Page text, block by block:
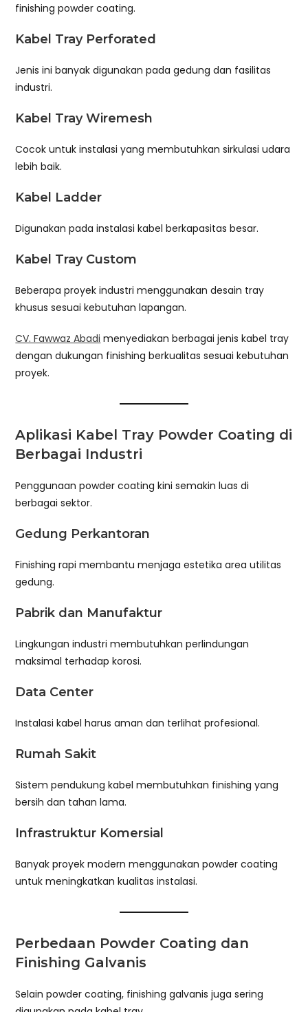
finishing powder coating.
Kabel Tray Perforated
Jenis ini banyak digunakan pada gedung dan fasilitas
industri.
Kabel Tray Wiremesh
Cocok untuk instalasi yang membutuhkan sirkulasi udara
lebih baik.
Kabel Ladder
Digunakan pada instalasi kabel berkapasitas besar.
Kabel Tray Custom
Beberapa proyek industri menggunakan desain tray
khusus sesuai kebutuhan lapangan.
CV. Fawwaz Abadi menyediakan berbagai jenis kabel tray
dengan dukungan finishing berkualitas sesuai kebutuhan
proyek.
Aplikasi Kabel Tray Powder Coating di
Berbagai Industri
Penggunaan powder coating kini semakin luas di
berbagai sektor.
Gedung Perkantoran
Finishing rapi membantu menjaga estetika area utilitas
gedung.
Pabrik dan Manufaktur
Lingkungan industri membutuhkan perlindungan
maksimal terhadap korosi.
Data Center
Instalasi kabel harus aman dan terlihat profesional.
Rumah Sakit
Sistem pendukung kabel membutuhkan finishing yang
bersih dan tahan lama.
Infrastruktur Komersial
Banyak proyek modern menggunakan powder coating
untuk meningkatkan kualitas instalasi.
Perbedaan Powder Coating dan
Finishing Galvanis
Selain powder coating, finishing galvanis juga sering